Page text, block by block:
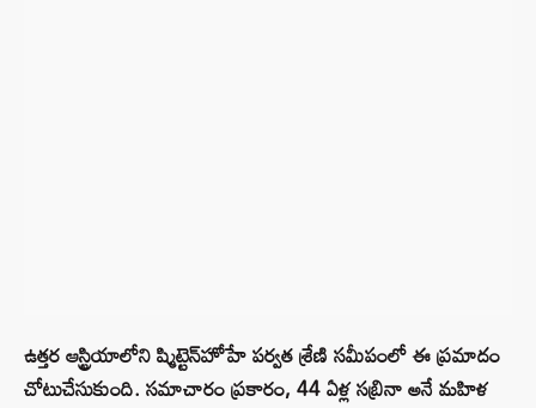
ఉత్తర ఆస్ట్రియాలోని ష్మిట్టెన్‌హోహే పర్వత శ్రేణి సమీపంలో ఈ ప్రమాదం
చోటుచేసుకుంది. సమాచారం ప్రకారం, 44 ఏళ్ల సబ్రినా అనే మహిళ